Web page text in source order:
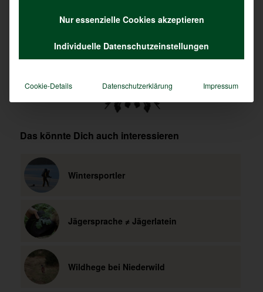
Eintrag teilen
Das könnte Dich auch interessieren
Wintersportler
Jägersprache ≠ Jägerlatein
Wildhege bei Niederwild
Nur essenzielle Cookies akzeptieren
Individuelle Datenschutzeinstellungen
Cookie-Details Datenschutzerklärung Impressum